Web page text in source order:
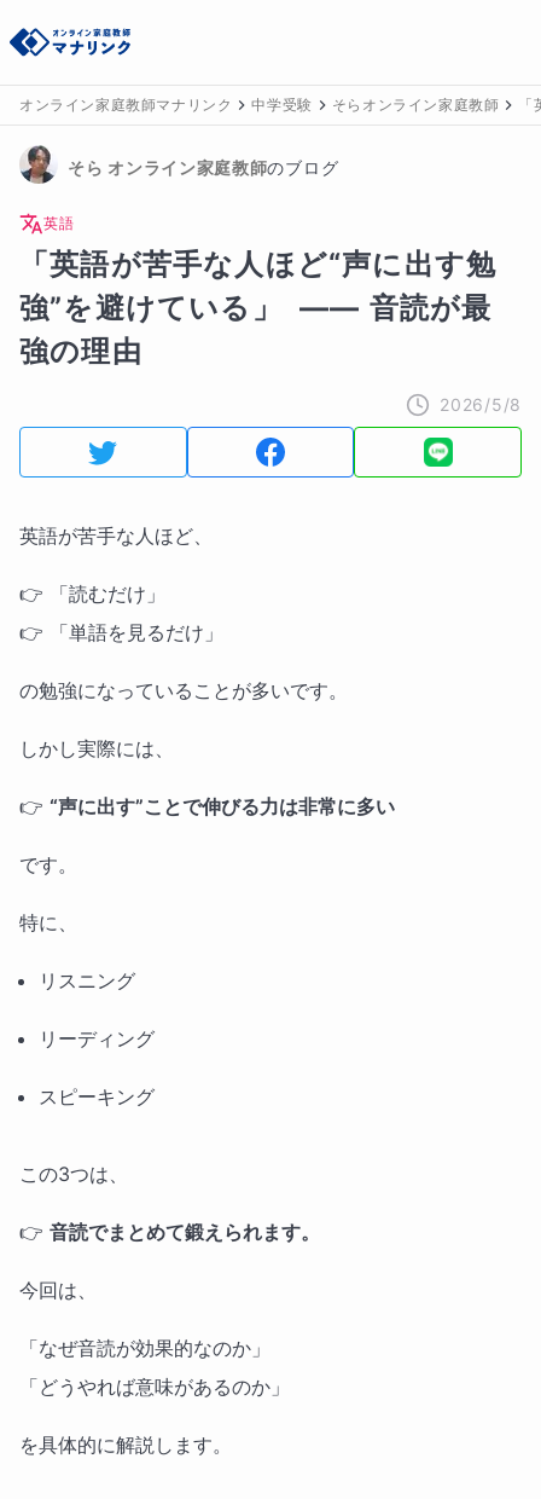
オンライン家庭教師マナリンク 中学受験 そらオンライン家庭教師
そら オンライン家庭教師のブログ
英語
「英語が苦手な人ほど“声に出す勉
強”を避けている」  ―― 音読が最
強の理由
2026/5/8
英語が苦手な人ほど、
👉 「読むだけ」
👉 「単語を見るだけ」
の勉強になっていることが多いです。
しかし実際には、
👉 “声に出す”ことで伸びる力は非常に多い
です。
特に、
リスニング
リーディング
スピーキング
この3つは、
👉 音読でまとめて鍛えられます。
今回は、
「なぜ音読が効果的なのか」
「どうやれば意味があるのか」
を具体的に解説します。